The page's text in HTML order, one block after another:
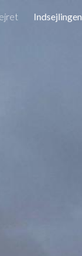
Indsejlingen